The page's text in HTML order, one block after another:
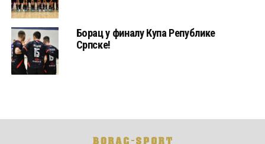
Борац у финалу Купа Републике
Српске!